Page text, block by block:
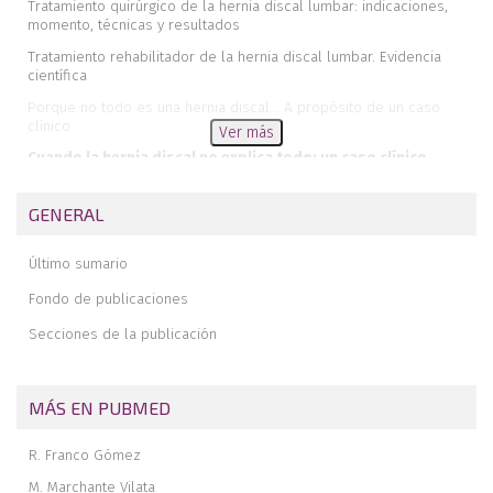
Tratamiento quirúrgico de la hernia discal lumbar: indicaciones,
momento, técnicas y resultados
Tratamiento rehabilitador de la hernia discal lumbar. Evidencia
científica
Porque no todo es una hernia discal… A propósito de un caso
Cuando la hernia discal no explica todo: un caso clínico
Ver más
GENERAL
Último sumario
Fondo de publicaciones
Secciones de la publicación
MÁS EN PUBMED
R. Franco Gómez
M. Marchante Vilata